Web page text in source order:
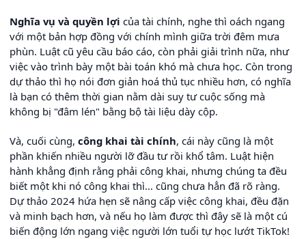
Nghĩa vụ và quyền lợi của tài chính, nghe thì oách ngang
với một bản hợp đồng với chính mình giữa trời đêm mưa
phùn. Luật cũ yêu cầu báo cáo, còn phải giải trình nữa, như
việc vào trình bày một bài toán khó mà chưa học. Còn trong
dự thảo thì họ nói đơn giản hoá thủ tục nhiều hơn, có nghĩa
là bạn có thêm thời gian nằm dài suy tư cuộc sống mà
không bị "đâm lén" bằng bộ tài liệu dày cộp.
Và, cuối cùng, công khai tài chính, cái này cũng là một
phần khiến nhiều người lỡ đầu tư rồi khổ tâm. Luật hiện
hành khẳng định rằng phải công khai, nhưng chúng ta đều
biết một khi nó công khai thì... cũng chưa hẳn đã rõ ràng.
Dự thảo 2024 hứa hẹn sẽ nâng cấp việc công khai, đều đặn
và minh bạch hơn, và nếu họ làm được thì đây sẽ là một cú
biến động lớn ngang việc người lớn tuổi tự học lướt TikTok!